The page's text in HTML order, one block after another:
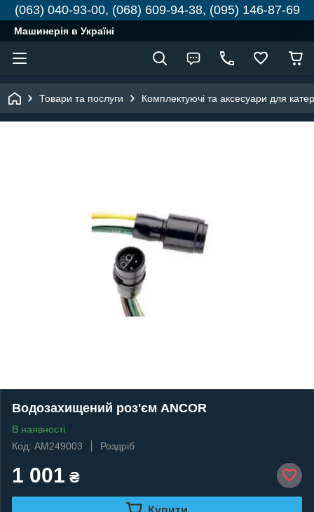
(063) 040-93-00, (068) 609-94-38, (095) 146-87-69
Машинерія в Україні
Товари та послуги Комплектуючі та аксесуари для
Водозахищений роз'єм ANCOR
В наявності
Код: AM249003
Роздріб
1 001 ₴